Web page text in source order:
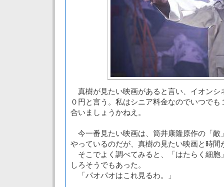
真樹が見たい映画があると言い、イオンシ
０円と言う。私はシニア料金なのでいつで
合いましょうかねえ。
今一番見たい映画は、筒井康隆原作の「敵
やっているのだが、真樹の見たい映画と時間
そこでよく調べてみると、「はたらく細胞
しろそうでもあった。
「パオパオはこれ見るわ。」